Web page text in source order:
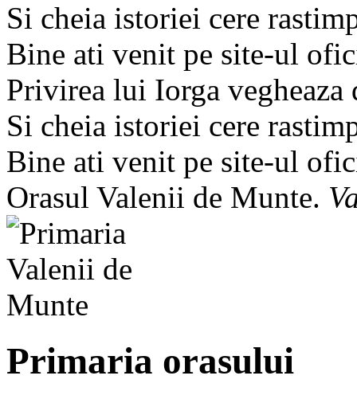
Si cheia istoriei cere
Bine ati venit pe site-ul
Privirea lui Iorga
Si cheia istoriei cere
Bine ati venit pe site-ul
Orasul Valenii de Munte.
Primaria orasului